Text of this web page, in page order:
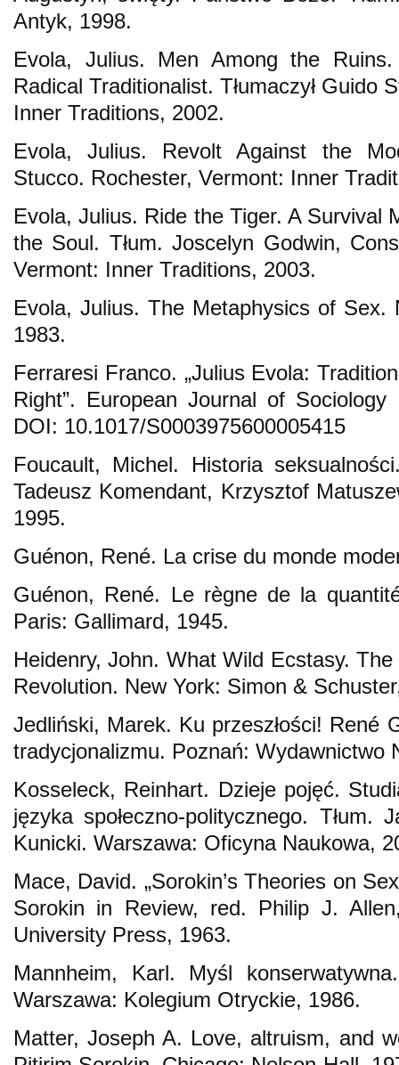
Antyk, 1998.
Evola, Julius. Men Among the
Radical Traditionalist. Tłumaczył Guido
Inner Traditions, 2002.
Evola, Julius. Revolt Against the
Stucco. Rochester, Vermont: Inner
Evola, Julius. Ride the Tiger. A Survival
the Soul. Tłum. Joscelyn Godwin,
Vermont: Inner Traditions, 2003.
Evola, Julius. The Metaphysics of Sex.
1983.
Ferraresi Franco. „Julius Evola:
Right”. European Journal of
DOI: 10.1017/S0003975600005415
Foucault, Michel. Historia
Tadeusz Komendant, Krzysztof
1995.
Guénon, René. La crise du monde
Guénon, René. Le règne de la
Paris: Gallimard, 1945.
Heidenry, John. What Wild Ecstasy.
Revolution. New York: Simon &
Jedliński, Marek. Ku przeszłości! René
tradycjonalizmu. Poznań: Wydawnictwo
Kosseleck, Reinhart. Dzieje pojęć.
języka społeczno-politycznego. Tłum.
Kunicki. Warszawa: Oficyna Naukowa,
Mace, David. „Sorokin’s Theories on
Sorokin in Review, red. Philip J.
University Press, 1963.
Mannheim, Karl. Myśl
Warszawa: Kolegium Otryckie, 1986.
Matter, Joseph A. Love, altruism, and